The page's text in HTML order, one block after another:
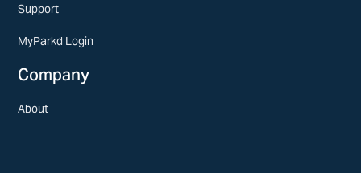
Support
MyParkd Login
Company
About